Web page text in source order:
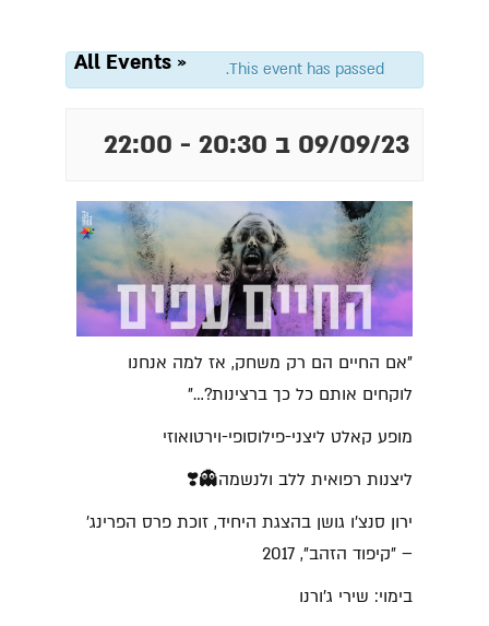
« All Events This event has passed.
09/09/23 ב 20:30 -
22:00
"אם החיים הם רק משחק, אז למה אנחנו
לוקחים אותם כל כך ברצינות?…"
מופע קאלט ליצני-פילוסופי-וירטואוזי
ליצנות רפואית ללב ולנשמה👻❣️
ירון סנצ'ו גושן בהצגת היחיד, זוכת פרס הפרינג'
– "קיפוד הזהב", 2017
בימוי: שירי ג'ורנו